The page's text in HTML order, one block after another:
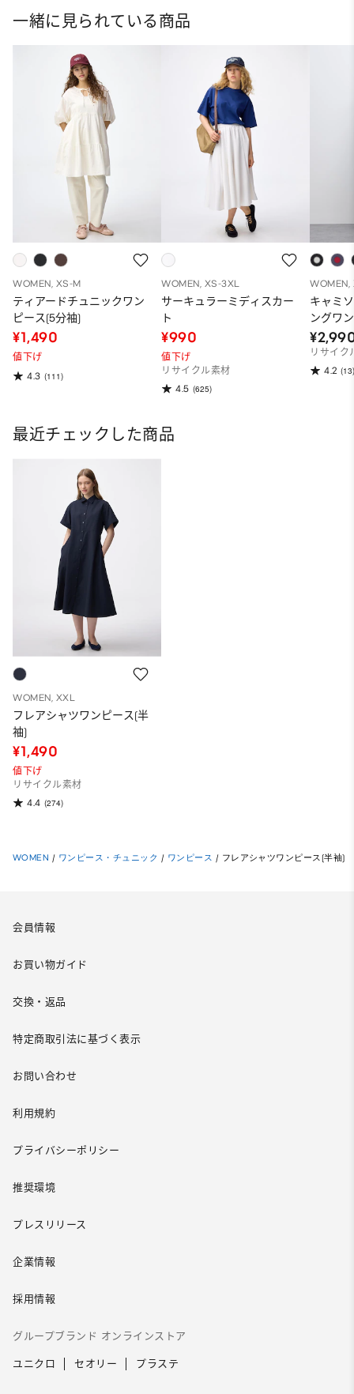
一緒に見られている商品
WOMEN, XS-M
ティアードチュニックワン
ピース(5分袖)
¥1,490
値下げ
4.3 (111)
WOMEN, XS-3XL
サーキュラーミディスカー
ト
¥990
値下げ
リサイクル素材
4.5 (625)
WOMEN,
キャミ
ングワ
リサイク
4.2 (13)
最近チェックした商品
WOMEN, XXL
フレアシャツワンピース(半
袖)
¥1,490
値下げ
リサイクル素材
4.4 (274)
WOMEN / ワンピース・チュニック / ワンピース / フレアシャツワンピース(半袖)
会員情報
お買い物ガイド
交換・返品
特定商取引法に基づく表示
お問い合わせ
利用規約
プライバシーポリシー
推奨環境
プレスリリース
企業情報
採用情報
グループブランド オンラインストア
ユニクロ セオリー プラステ